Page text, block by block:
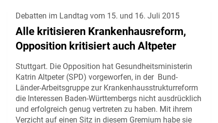
Debatten im Landtag vom 15. und 16. Juli 2015
Alle kritisieren Krankenhausreform,
Opposition kritisiert auch Altpeter
Stuttgart. Die Opposition hat Gesundheitsministerin
Katrin Altpeter (SPD) vorgeworfen, in der Bund-
Länder-Arbeitsgruppe zur Krankenhausstrukturreform
die Interessen Baden-Württembergs nicht ausdrücklich
und erfolgreich genug vertreten zu haben. Mit ihrem
Verzicht auf einen Sitz in diesem Gremium habe sie